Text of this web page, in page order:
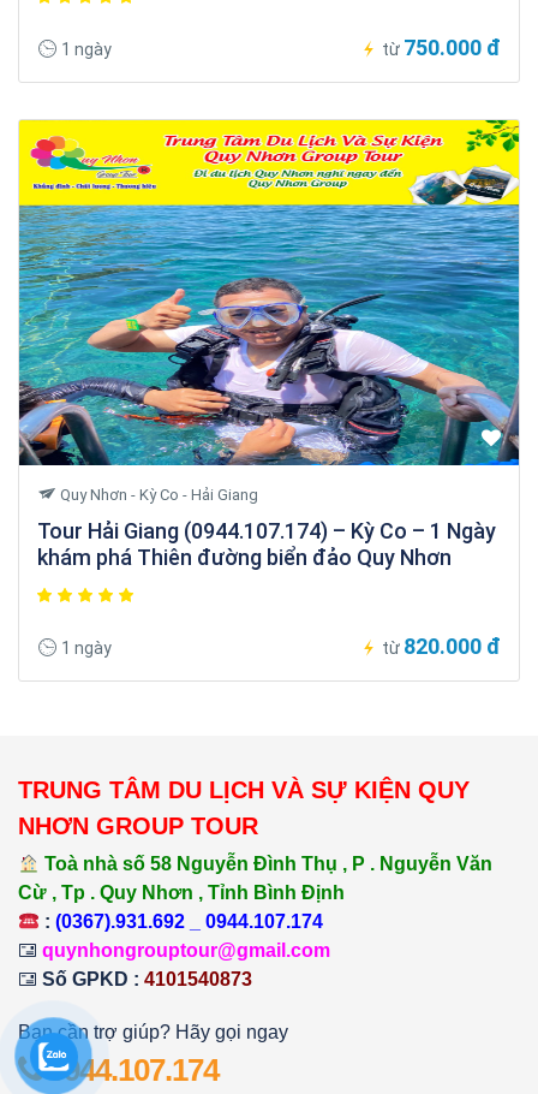
1 ngày từ 750.000 đ
Quy Nhơn - Kỳ Co - Hải Giang
Tour Hải Giang (0944.107.174) – Kỳ Co – 1 Ngày
khám phá Thiên đường biển đảo Quy Nhơn
1 ngày từ 820.000 đ
TRUNG TÂM DU LỊCH VÀ SỰ KIỆN QUY
NHƠN GROUP TOUR
Toà nhà số 58 Nguyễn Đình Thụ , P . Nguyễn Văn
Cừ , Tp . Quy Nhơn , Tỉnh Bình Định
: (0367).931.692 _ 0944.107.174
quynhongrouptour@gmail.com
Số GPKD : 4101540873
Bạn cần trợ giúp? Hãy gọi ngay
0944.107.174